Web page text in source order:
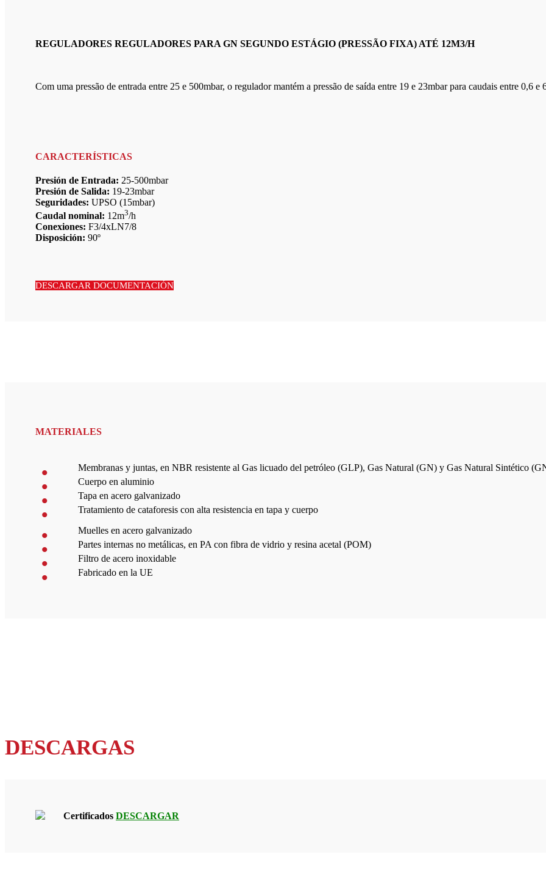
REGULADORES REGULADORES PARA GN SEGUNDO ESTÁGIO (PRESSÃO FIXA) ATÉ 12M3/H
Com uma pressão de entrada entre 25 e 500mbar, o regulador mantém a pressão de saída entre 19 e 23mbar para caudais entre 0,6 e
CARACTERÍSTICAS
Presión de Entrada: 25-500mbar
Presión de Salida: 19-23mbar
Seguridades: UPSO (15mbar)
Caudal nominal: 12m3/h
Conexiones: F3/4xLN7/8
Disposición: 90º
DESCARGAR DOCUMENTACIÓN
MATERIALES
Membranas y juntas, en NBR resistente al Gas licuado del petróleo (GLP), Gas Natural (GN) y Gas Natural Sintético
Cuerpo en aluminio
Tapa en acero galvanizado
Tratamiento de cataforesis con alta resistencia en tapa y cuerpo
Muelles en acero galvanizado
Partes internas no metálicas, en PA con fibra de vidrio y resina acetal (POM)
Filtro de acero inoxidable
Fabricado en la UE
DESCARGAS
Certificados DESCARGAR